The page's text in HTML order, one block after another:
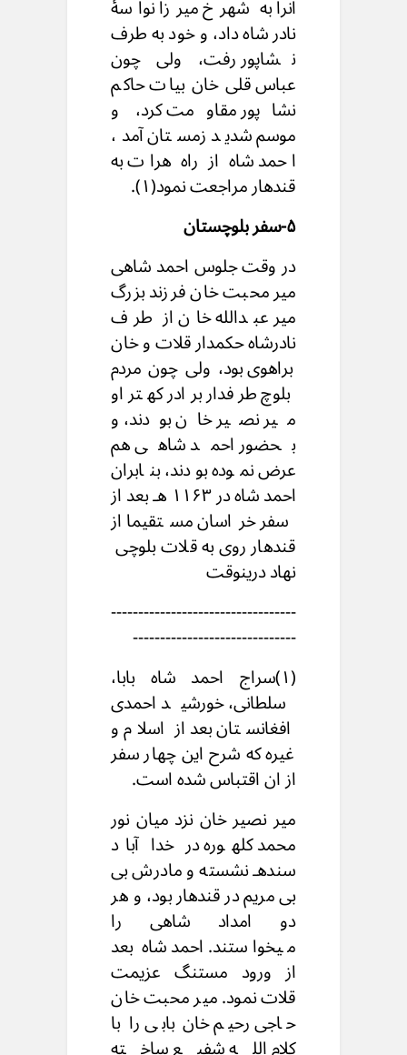
انرا به شهرخ میرزا نواسۀ
نادر شاه داد، و خود به طرف
نشاپور رفت، ولی چون
عباس قلی خان بیات حاکم
نشاپور مقاومت کرد، و
موسم شدید زمستان آمد،
احمد شاه از راه هرات به
قندهار مراجعت نمود(۱).
۵-سفر بلوچستان
در وقت جلوس احمد شاهی
میر محبت خان فرزند بزرگ
میر عبدالله خان از طرف
نادرشاه حکمدار قلات و خان
براهوی بود، ولی چون مردم
بلوچ طرفدار برادر کهتر او
میر نصیر خان بودند، و
بحضور احمد شاهی هم
عرض نموده بودند، بنابران
احمد شاه در ۱۱۶۳ هـ بعد از
سفر خراسان مستقیما از
قندهار روی به قلات بلوچی
نهاد درینوقت
----------------------------------
------------------------------
(۱)سراج احمد شاه بابا،
سلطانی، خورشید احمدی
افغانستان بعد از اسلام و
غیره که شرح این چهار سفر
از ان اقتباس شده است.
میر نصیر خان نزد میان نور
محمد کلهوره در خدا آباد
سندهـ نشسته و مادرش بی
بی مریم در قندهار بود، و هر
دو امداد شاهی را
میخواستند. احمد شاه بعد
از ورود مستنگ عزیمت
قلات نمود. میر محبت خان
حاجی رحیم خان بابی را با